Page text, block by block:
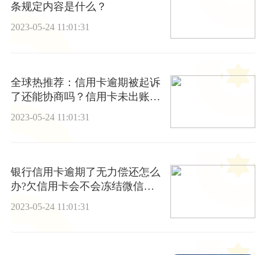
条规定内容是什么？
2023-05-24 11:01:31
全球热推荐：信用卡逾期被起诉
了还能协商吗？信用卡未出账单
2023-05-24 11:01:31
银行信用卡逾期了无力偿还怎么
办?欠信用卡会不会冻结微信账
2023-05-24 11:01:31